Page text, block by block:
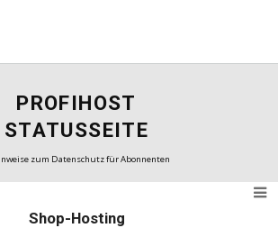
PROFIHOST
STATUSSEITE
zum Datenschutz für Abonnenten
Shop-Hosting